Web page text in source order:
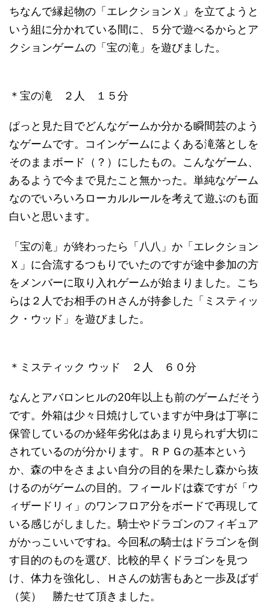
ちなんで縁起物の「エレクションＸ」を立てようと
いう組に分かれている間に、５分で遊べるからとア
クションゲームの「宝の滝」を遊びました。
＊宝の滝 ２人 １５分
ぱっと見た目でどんなゲームか分かる瞬間芸のよう
なゲームです。コインゲームによくある滝落としを
そのままボード（？）にしたもの。こんなゲーム、
あるようで今まで見たこと無かった。単純なゲーム
なのでいろいろローカルルールを考えて遊ぶのも面
白いと思います。
「宝の滝」が終わったら「八八」か「エレクション
Ｘ」に合流するつもりでいたのですが途中参加の方
をメンバーに取り入れゲームが始まりました。こち
らは２人でお相手のＨさんが持参した「ミスティッ
ク・ウッド」を遊びました。
＊ミスティック ウッド ２人 ６０分
なんとアバロンヒルの20年以上も前のゲームだそう
です。外箱は少々日焼けしていますが中身は丁寧に
保管しているのか経年劣化はあまり見られず大切に
されているのが分かります。ＲＰＧの基本という
か、森の中をさまよい自分の目的を果たし森から抜
けるのがゲームの目的。フィールドは森ですが「ウ
ィザードリィ」のワンフロア分をボードで再現して
いる感じがしました。騎士やドラゴンのフィギュア
がかっこいいですね。今回私の騎士はドラゴンを倒
す目的のものを選び、比較的早くドラゴンを見つ
け、体力を強化し、Ｈさんの妨害もあと一歩及ばず
（笑） 勝たせて頂きました。